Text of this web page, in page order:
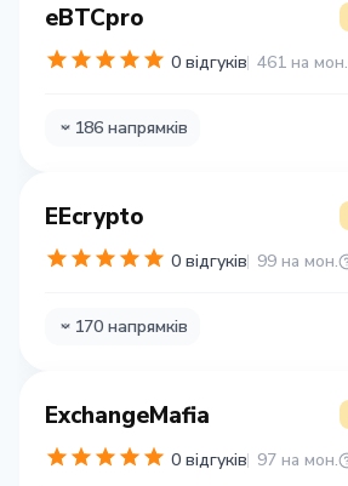
eBTCpro
0 відгуків 461 на мон.
186 напрямків
EEcrypto
0 відгуків 99 на мон.
170 напрямків
ExchangeMafia
0 відгуків 97 на мон.